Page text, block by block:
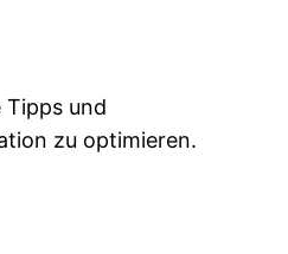
Tipps und
zu optimieren.